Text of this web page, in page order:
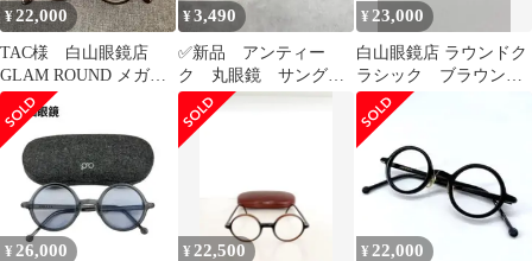
¥22,000
TAC様 白山眼鏡店
GLAM ROUND メガネ
ブラウン 度入り6.0
¥3,490
✅新品 アンティー
ク 丸眼鏡 サングラ
ス ラウンド オーバ
ル シルバー W2
¥23,000
白山眼鏡店 ラウンドク
ラシック ブラウン
鼈甲カラー 度なし
¥ 26,000 ¥ 22,500 ¥ 22,000